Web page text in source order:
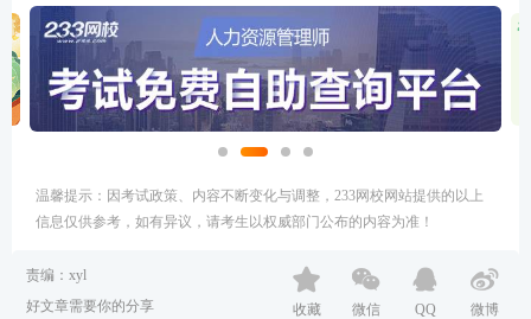
温馨提示：因考试政策、内容不断变化与调整，233网校网站提供的以上
信息仅供参考，如有异议，请考生以权威部门公布的内容为准！
责编：xyl
好文章需要你的分享
收藏 微信 QQ 微博